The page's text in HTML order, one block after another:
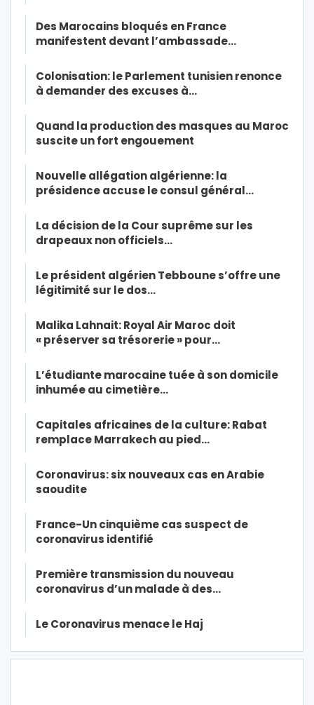
Des Marocains bloqués en France
manifestent devant l’ambassade…
Colonisation: le Parlement tunisien renonce
à demander des excuses à…
Quand la production des masques au Maroc
suscite un fort engouement
Nouvelle allégation algérienne: la
présidence accuse le consul général…
La décision de la Cour suprême sur les
drapeaux non officiels…
Le président algérien Tebboune s’offre une
légitimité sur le dos…
Malika Lahnait: Royal Air Maroc doit
« préserver sa trésorerie » pour…
L’étudiante marocaine tuée à son domicile
inhumée au cimetière…
Capitales africaines de la culture: Rabat
remplace Marrakech au pied…
Coronavirus: six nouveaux cas en Arabie
saoudite
France-Un cinquième cas suspect de
coronavirus identifié
Première transmission du nouveau
coronavirus d’un malade à des…
Le Coronavirus menace le Haj